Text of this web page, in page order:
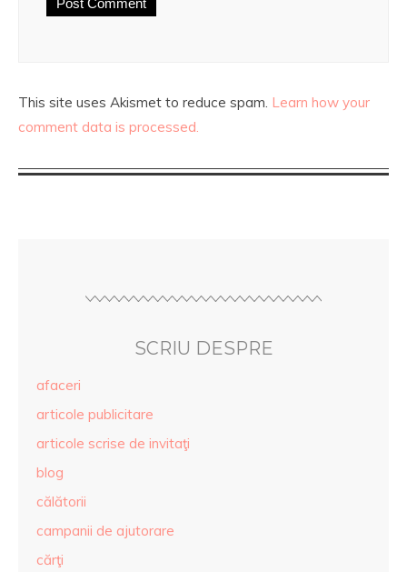
This site uses Akismet to reduce spam. Learn how your
comment data is processed.
SCRIU DESPRE
afaceri
articole publicitare
articole scrise de invitaţi
blog
călătorii
campanii de ajutorare
cărţi